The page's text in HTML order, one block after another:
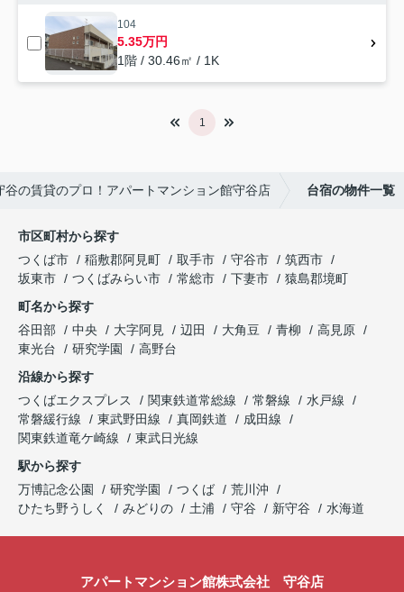
104
5.35万円
1階 / 30.46㎡ / 1K
1
谷の賃貸のプロ！アパートマンション館守谷店 台宿の物件一覧
市区町村から探す
つくば市
稲敷郡阿見町 取手市 守谷市
筑西市
坂東市
つくばみらい市 常総市 下妻市
猿島郡境町
町名から探す
谷田部
中央 大字阿見 辺田 大角豆 青柳
高見原
東光台
研究学園
高野台
沿線から探す
つくばエクスプレス
関東鉄道常総線 常磐線
水戸線
常磐緩行線
東武野田線 真岡鉄道
成田線
関東鉄道竜ケ崎線
東武日光線
駅から探す
万博記念公園
研究学園 つくば
荒川沖
ひたち野うしく
みどりの 土浦 守谷 新守谷 水海道
アパートマンション館株式会社 守谷店